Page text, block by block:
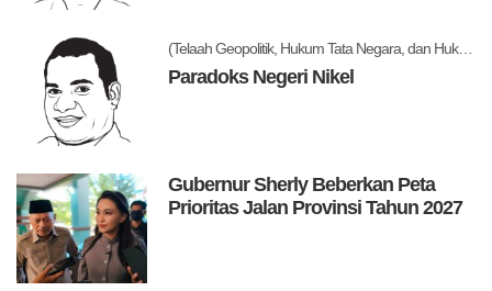
(Telaah Geopolitik, Hukum Tata Negara, dan Hukum Administrasi Negara)
Paradoks Negeri Nikel
Gubernur Sherly Beberkan Peta
Prioritas Jalan Provinsi Tahun 2027